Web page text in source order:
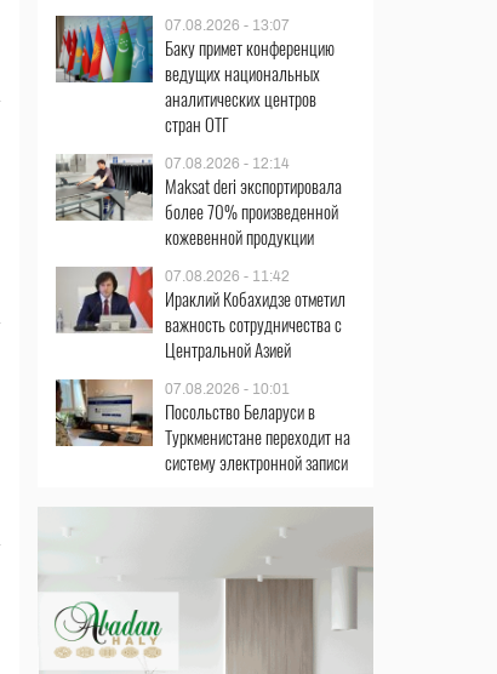
07.08.2026 - 13:07
Баку примет конференцию
ведущих национальных
аналитических центров
стран ОТГ
07.08.2026 - 12:14
Maksat deri экспортировала
более 70% произведенной
кожевенной продукции
07.08.2026 - 11:42
Ираклий Кобахидзе отметил
важность сотрудничества с
Центральной Азией
07.08.2026 - 10:01
Посольство Беларуси в
Туркменистане переходит на
систему электронной записи